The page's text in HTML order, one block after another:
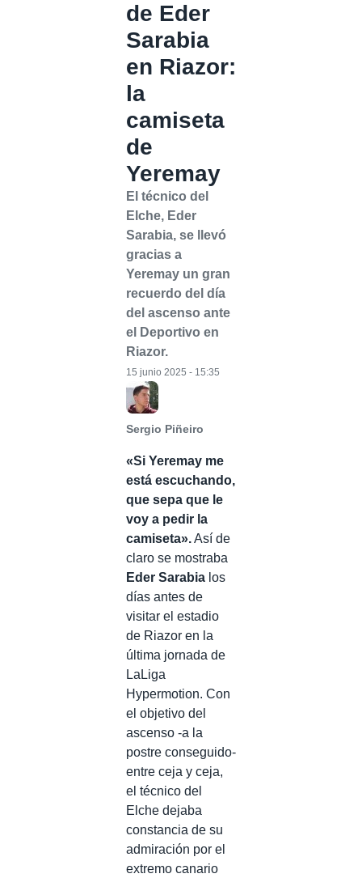
de Eder
Sarabia
en Riazor:
la
camiseta
de
Yeremay
El técnico del
Elche, Eder
Sarabia, se llevó
gracias a
Yeremay un gran
recuerdo del día
del ascenso ante
el Deportivo en
Riazor.
Sergio Piñeiro
15 junio 2025 - 15:35
«Si Yeremay me
está escuchando,
que sepa que le
voy a pedir la
camiseta».Así de
claro se mostraba
Eder Sarabia los
días antes de
visitar el estadio
de Riazor en la
última jornada de
LaLiga
Hypermotion. Con
el objetivo del
ascenso -a la
postre conseguido-
entre ceja y ceja,
el técnico del
Elche dejaba
constancia de su
admiración por el
extremo canario